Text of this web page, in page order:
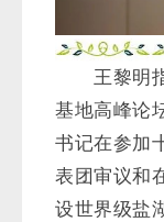
王黎明指
基地高峰论
书记在参加
表团审议和
设世界级盐